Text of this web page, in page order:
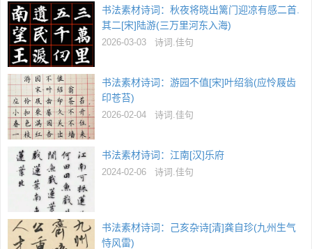
书法素材诗词：秋夜将晓出篱门迎凉有感二首.
其二[宋]陆游(三万里河东入海)
2026-03-03 诗词.佳句
书法素材诗词：游园不值[宋]叶绍翁(应怜屐齿
印苍苔)
2026-02-04 诗词.佳句
书法素材诗词：江南[汉]乐府
2024-02-06 诗词.佳句
书法素材诗词：己亥杂诗[清]龚自珍(九州生气
恃风雷)